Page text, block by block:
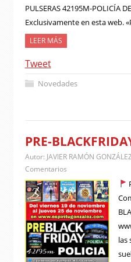
PULSERAS 42195M-POLICÍA
Exclusivamente en esta web.
LEER MÁS
Tweet
Novedades
PRE-
Autor: JAVIER RAMÓN
Comentarios
las